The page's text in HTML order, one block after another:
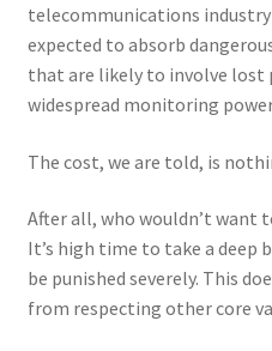
telecommunications
expected to absorb
that are likely to involve lost
widespread monitoring
The cost, we are told, is
After all, who wouldn’t want
It’s high time to take a deep
be punished severely. This
from respecting other core